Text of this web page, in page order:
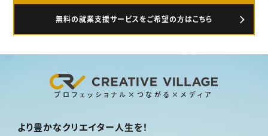
無料の就業支援サービスをご希望の方はこちら
プロフェッショナル×つながる×メディア
より豊かなクリエイター人生を！